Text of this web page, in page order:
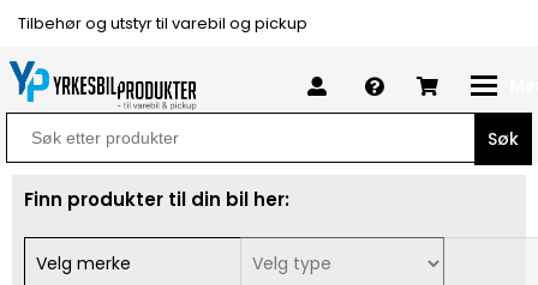
Tilbehør og utstyr til varebil og pickup
Search
for:
Finn produkter til din bil her: